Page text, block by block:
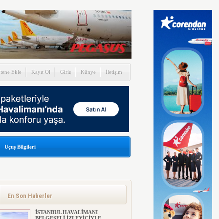
Ekle Kayıt Ol Giriş Künye İletişim
Uçuş Bilgileri
En Son Haberler
İSTANBUL HAVALİMANI